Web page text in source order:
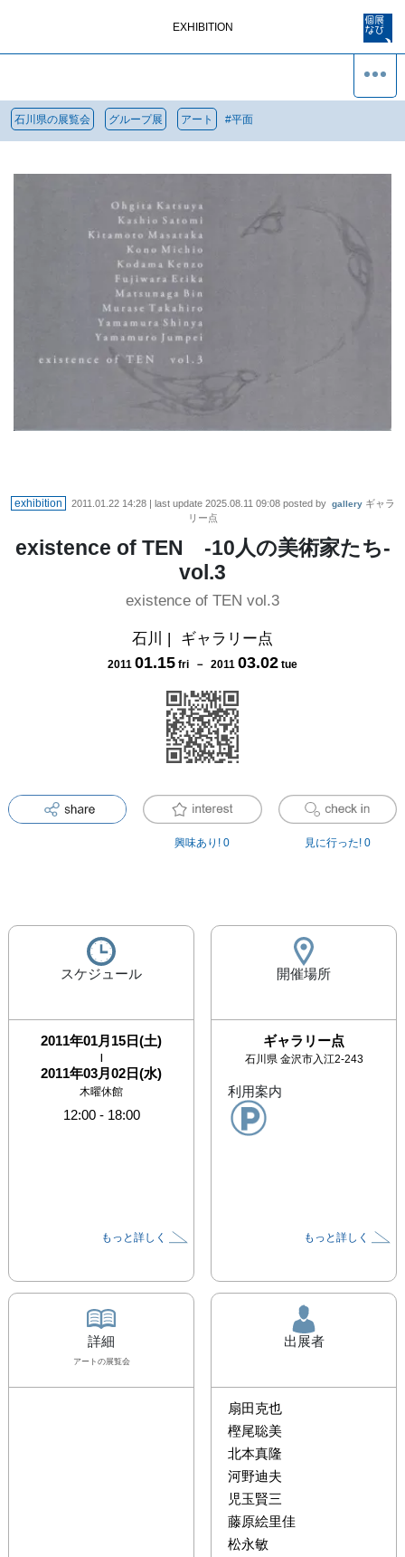
EXHIBITION
石川県の展覧会 グループ展 アート #平面
exhibition 2011.01.22 14:28| last update 2025.08.11 09:08posted by gallery ギャラ
リー点
existence of TEN -10人の美術家たち-
vol.3
existence of TEN vol.3
石川 | ギャラリー点
2011 01.15 fri － 2011 03.02 tue
興味あり! 0 見に行った! 0
スケジュール
2011年01月15日(土)
|
2011年03月02日(水)
木曜休館
12:00- 18:00
もっと詳しく
開催場所
ギャラリー点
石川県 金沢市入江2-243
利用案内
もっと詳しく
詳細
アート の展覧会
出展者
扇田克也
樫尾聡美
北本真隆
河野迪夫
児玉賢三
藤原絵里佳
松永敏